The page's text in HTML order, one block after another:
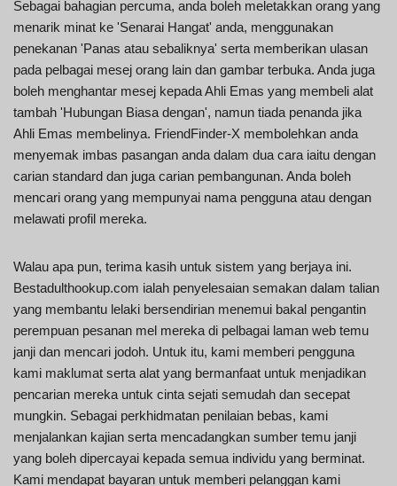
Sebagai bahagian percuma, anda boleh meletakkan orang yang
menarik minat ke 'Senarai Hangat' anda, menggunakan
penekanan 'Panas atau sebaliknya' serta memberikan ulasan
pada pelbagai mesej orang lain dan gambar terbuka. Anda juga
boleh menghantar mesej kepada Ahli Emas yang membeli alat
tambah 'Hubungan Biasa dengan', namun tiada penanda jika
Ahli Emas membelinya. FriendFinder-X membolehkan anda
menyemak imbas pasangan anda dalam dua cara iaitu dengan
carian standard dan juga carian pembangunan. Anda boleh
mencari orang yang mempunyai nama pengguna atau dengan
melawati profil mereka.
Walau apa pun, terima kasih untuk sistem yang berjaya ini.
Bestadulthookup.com ialah penyelesaian semakan dalam talian
yang membantu lelaki bersendirian menemui bakal pengantin
perempuan pesanan mel mereka di pelbagai laman web temu
janji dan mencari jodoh. Untuk itu, kami memberi pengguna
kami maklumat serta alat yang bermanfaat untuk menjadikan
pencarian mereka untuk cinta sejati semudah dan secepat
mungkin. Sebagai perkhidmatan penilaian bebas, kami
menjalankan kajian serta mencadangkan sumber temu janji
yang boleh dipercayai kepada semua individu yang berminat.
Kami mendapat bayaran untuk memberi pelanggan kami